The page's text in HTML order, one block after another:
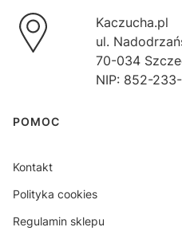
Kaczucha.pl
ul.
70-034
NIP: 852-
Linki w stopce
POMOC
Kontakt
Polityka cookies
Regulamin sklepu